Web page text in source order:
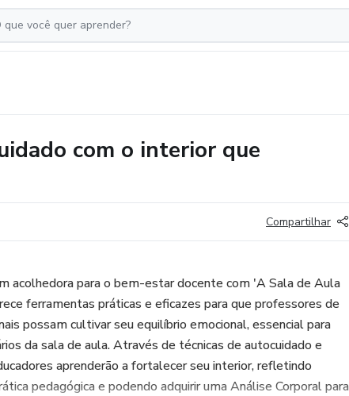
com o interior que
Compartilhar
acolhedora para o bem-estar docente com 'A Sala de Aula
ferramentas práticas e eficazes para que professores de
possam cultivar seu equilíbrio emocional, essencial para
da sala de aula. Através de técnicas de autocuidado e
aprenderão a fortalecer seu interior, refletindo
pedagógica e podendo adquirir uma Análise Corporal para